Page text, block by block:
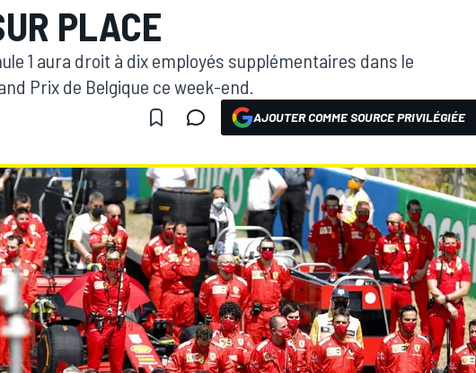
PLACE
1 aura droit à dix employés supplémentaires dans le
Prix de Belgique ce week-end.
AJOUTER COMME SOURCE PRIVILÉGIÉE